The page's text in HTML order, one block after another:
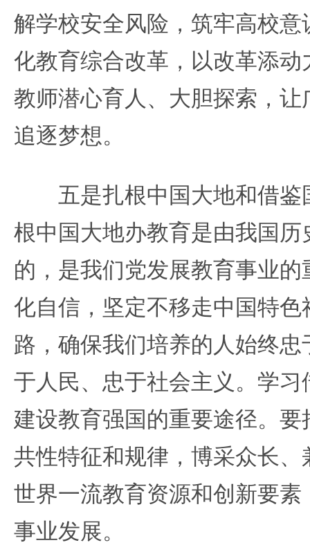
解学校安全风险，筑牢高校
化教育综合改革，以改革添
教师潜心育人、大胆探索，
追逐梦想。
五是扎根中国大地和借鉴
根中国大地办教育是由我国
的，是我们党发展教育事业
化自信，坚定不移走中国特
路，确保我们培养的人始终
于人民、忠于社会主义。学
建设教育强国的重要途径。
共性特征和规律，博采众长
世界一流教育资源和创新要
事业发展。